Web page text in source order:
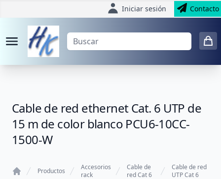
Iniciar sesión Contacto
Cable de red ethernet Cat. 6 UTP de
15 m de color blanco PCU6-10CC-
1500-W
Productos
Accesorios
rack
Cable de
red Cat 6
Cable de red
UTP Cat 6